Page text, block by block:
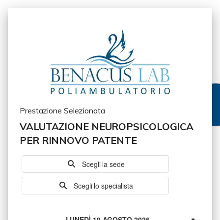
Prestazione Selezionata
VALUTAZIONE NEUROPSICOLOGICA
PER RINNOVO PATENTE
Scegli la sede
Scegli lo specialista